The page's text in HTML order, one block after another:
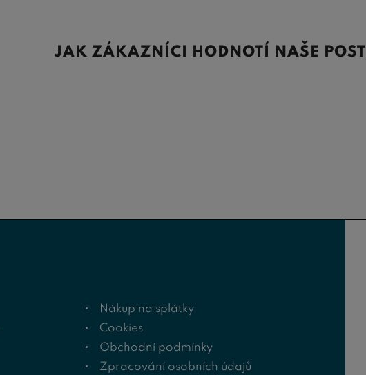
JAK ZÁKAZNÍCI HODNOTÍ NAŠE
Nákup na splátky
Cookies
Obchodní podmínky
Zpracování osobních údajů